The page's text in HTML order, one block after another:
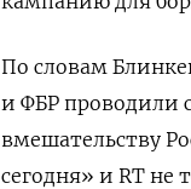
По словам
и ФБР проводили
вмешательству
сегодня» и RT не